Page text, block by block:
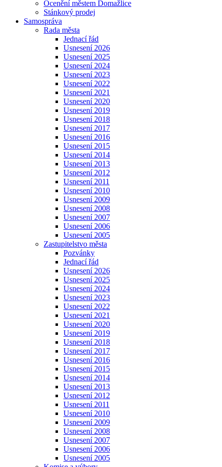
Ocenění městem Domažlice
Stánkový prodej
Samospráva
Rada města
Jednací řád
Usnesení 2026
Usnesení 2025
Usnesení 2024
Usnesení 2023
Usnesení 2022
Usnesení 2021
Usnesení 2020
Usnesení 2019
Usnesení 2018
Usnesení 2017
Usnesení 2016
Usnesení 2015
Usnesení 2014
Usnesení 2013
Usnesení 2012
Usnesení 2011
Usnesení 2010
Usnesení 2009
Usnesení 2008
Usnesení 2007
Usnesení 2006
Usnesení 2005
Zastupitelstvo města
Pozvánky
Jednací řád
Usnesení 2026
Usnesení 2025
Usnesení 2024
Usnesení 2023
Usnesení 2022
Usnesení 2021
Usnesení 2020
Usnesení 2019
Usnesení 2018
Usnesení 2017
Usnesení 2016
Usnesení 2015
Usnesení 2014
Usnesení 2013
Usnesení 2012
Usnesení 2011
Usnesení 2010
Usnesení 2009
Usnesení 2008
Usnesení 2007
Usnesení 2006
Usnesení 2005